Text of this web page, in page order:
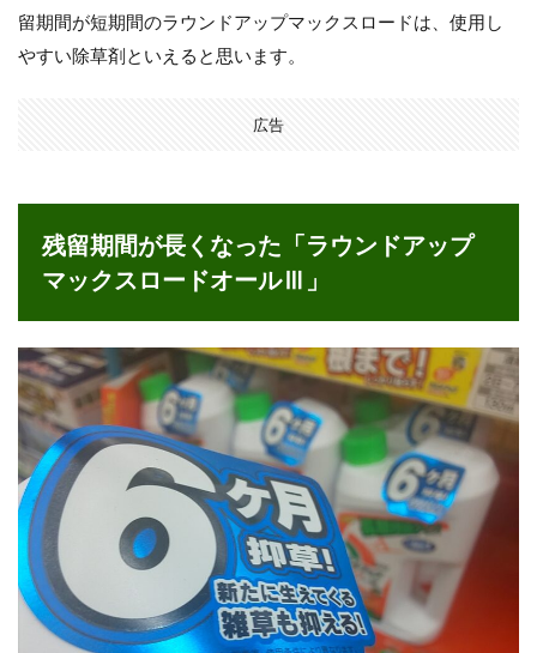
留期間が短期間のラウンドアップマックスロードは、使用し
やすい除草剤といえると思います。
広告
残留期間が長くなった「ラウンドアップ
マックスロードオールⅢ」